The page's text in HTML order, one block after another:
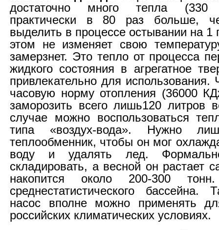
достаточно много тепла
практически в 80 раз больше,
выделить в процессе остывании на 1
этом не изменяет свою
замерзнет. Это тепло от процесса
жидкого состояния в агрегатное
привлекательно для использования.
часовую норму отопления (36000
заморозить всего лишь120 литров
случае можно воспользоваться
типа «воздух-вода». Нужно
теплообменник, чтобы он мог
воду и удалять лед.
складировать, а весной он растает
накопится около 200-300
среднестатистического бассейна.
насос вполне можно применять
российских климатических условиях.